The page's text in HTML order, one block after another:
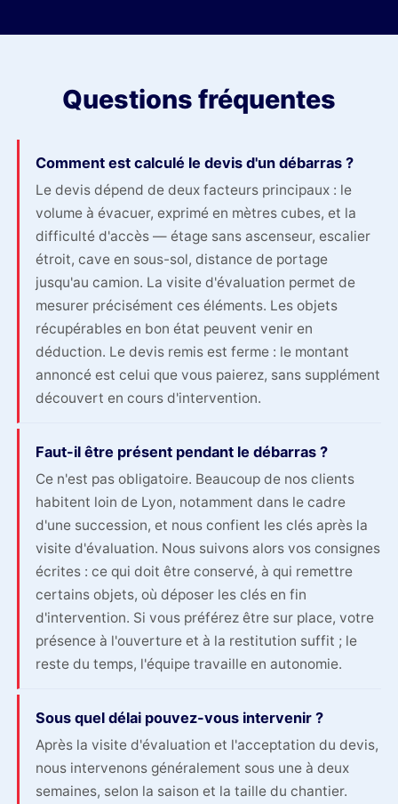
Questions fréquentes
Comment est calculé le devis d'un débarras ?
Le devis dépend de deux facteurs principaux : le
volume à évacuer, exprimé en mètres cubes, et la
difficulté d'accès — étage sans ascenseur, escalier
étroit, cave en sous-sol, distance de portage
jusqu'au camion. La visite d'évaluation permet de
mesurer précisément ces éléments. Les objets
récupérables en bon état peuvent venir en
déduction. Le devis remis est ferme : le montant
annoncé est celui que vous paierez, sans supplément
découvert en cours d'intervention.
Faut-il être présent pendant le débarras ?
Ce n'est pas obligatoire. Beaucoup de nos clients
habitent loin de Lyon, notamment dans le cadre
d'une succession, et nous confient les clés après la
visite d'évaluation. Nous suivons alors vos consignes
écrites : ce qui doit être conservé, à qui remettre
certains objets, où déposer les clés en fin
d'intervention. Si vous préférez être sur place, votre
présence à l'ouverture et à la restitution suffit ; le
reste du temps, l'équipe travaille en autonomie.
Sous quel délai pouvez-vous intervenir ?
Après la visite d'évaluation et l'acceptation du devis,
nous intervenons généralement sous une à deux
semaines, selon la saison et la taille du chantier.